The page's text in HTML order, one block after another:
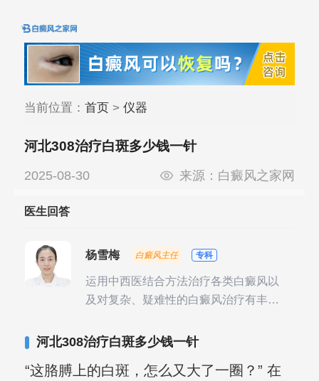
当前位置： 首页> 仪器
河北308治疗白斑多少钱一针
2025-08-30 来源： 白癜风之家网
医生回答
杨雪梅 白癜风主任 专科
运用中西医结合方法治疗各类白癜风以
及对复杂、疑难性的白癜风治疗有丰富
合巩固用药的调理，并对白癜风患者的
导，全方位帮助患者康复。
河北308治疗白斑多少钱一针
“这胳膊上的白斑，怎么又大了一圈？” 在